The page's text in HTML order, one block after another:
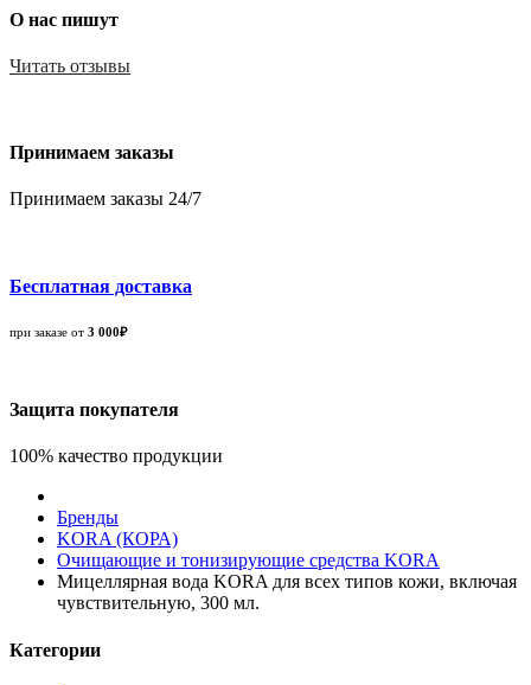
О нас пишут
Читать отзывы
Принимаем заказы
Принимаем заказы 24/7
Бесплатная доставка
при заказе от 3 000₽
Защита покупателя
100% качество продукции
Бренды
KORA (КОРА)
Очищающие и тонизирующие средства KORA
Мицеллярная вода KORA для всех типов кожи, включая
чувствительную, 300 мл.
Категории